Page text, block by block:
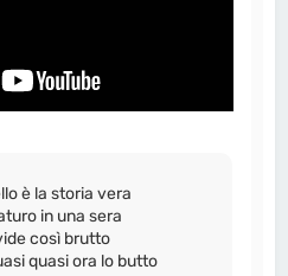
è la storia vera
in una sera
così brutto
quasi ora lo butto